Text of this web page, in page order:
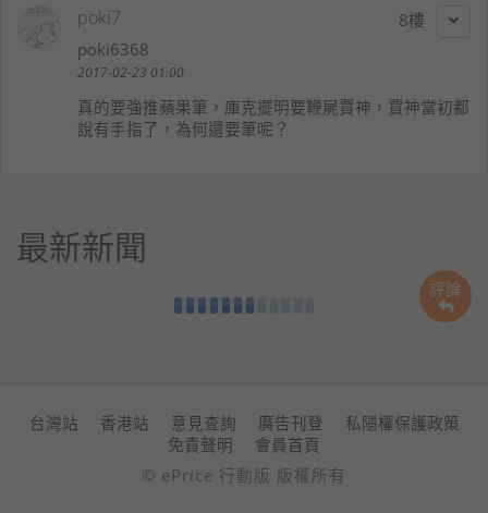
評論
8
poki7
poki6368
2017-02-23 01:00
真的要強推蘋果筆，庫克擺明要鞭屍賈神，賈神當初都
說有手指了，為何還要筆呢？
最新新聞
台灣站 香港站 意見查詢 廣告刊登
私隱權保護政策
免責聲明
會員首頁
© ePrice 行動版 版權所有